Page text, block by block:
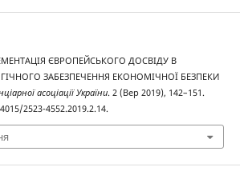
ЄВРОПЕЙСЬКОГО ДОСВІДУ В
ЗАБЕЗПЕЧЕННЯ ЕКОНОМІЧНОЇ БЕЗПЕКИ
асоціації України. 2 (Вер 2019), 142–151.
2523-4552.2019.2.14.